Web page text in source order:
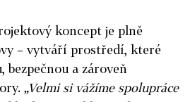
koncept je plně
– vytváří prostředí, které
bezpečnou a zároveň
„Velmi si vážíme spolupráce